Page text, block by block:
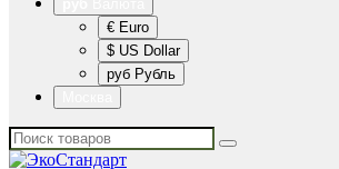
€ Euro
$ US Dollar
руб Рубль